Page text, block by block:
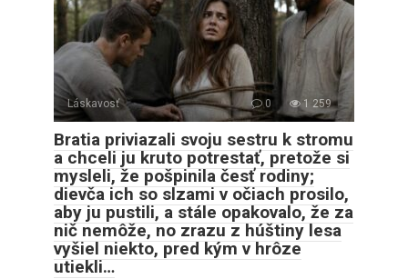
Láskavosť 0 1 259
Bratia priviazali svoju sestru k stromu
a chceli ju kruto potrestať, pretože si
mysleli, že pošpinila česť rodiny;
dievča ich so slzami v očiach prosilo,
aby ju pustili, a stále opakovalo, že za
nič nemôže, no zrazu z húštiny lesa
vyšiel niekto, pred kým v hrôze
utiekli…